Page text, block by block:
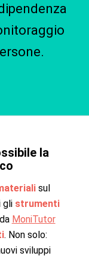
la
sul
gli strumenti
MoniTutor
. Non solo:
sviluppi